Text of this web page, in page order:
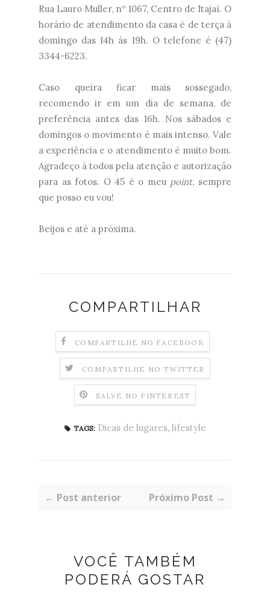
Rua Lauro Muller, nº 1067, Centro de Itajaí. O
horário de atendimento da casa é de terça à
domingo das 14h às 19h. O telefone é (47)
3344-6223.
Caso queira ficar mais sossegado,
recomendo ir em um dia de semana, de
preferência antes das 16h. Nos sábados e
domingos o movimento é mais intenso. Vale
a experiência e o atendimento é muito bom.
Agradeço à todos pela atenção e autorização
para as fotos. O 45 é o meu point, sempre
que posso eu vou!
Beijos e até a próxima.
COMPARTILHAR
COMPARTILHE NO FACEBOOK
COMPARTILHE NO TWITTER
SALVE NO PINTEREST
TAGS: Dicas de lugares, lifestyle
← Post anterior Próximo Post →
VOCÊ TAMBÉM
PODERÁ GOSTAR